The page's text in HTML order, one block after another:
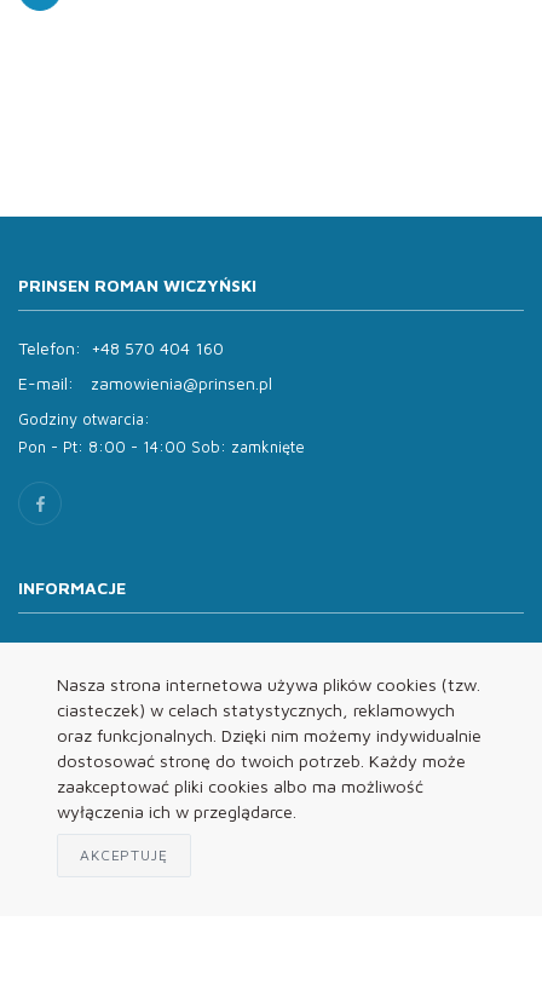
Nasza strona internetowa używa plików cookies (tzw.
ciasteczek) w celach statystycznych, reklamowych
oraz funkcjonalnych. Dzięki nim możemy indywidualnie
dostosować stronę do twoich potrzeb. Każdy może
zaakceptować pliki cookies albo ma możliwość
wyłączenia ich w przeglądarce.
AKCEPTUJĘ
PRINSEN ROMAN WICZYŃSKI
Telefon:
+48 570 404 160
E-mail:
zamowienia@prinsen.pl
Godziny otwarcia:
Pon - Pt: 8:00 - 14:00 Sob: zamknięte
INFORMACJE
Oferta
Kontakt
REGULAMINY
Regulamin
Polityka Prywatności